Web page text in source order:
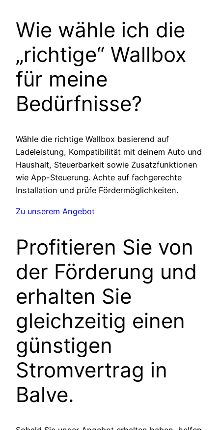
Wie wähle ich die
„richtige“ Wallbox
für meine
Bedürfnisse?
Wähle die richtige Wallbox basierend auf
Ladeleistung, Kompatibilität mit deinem Auto und
Haushalt, Steuerbarkeit sowie Zusatzfunktionen
wie App-Steuerung. Achte auf fachgerechte
Installation und prüfe Fördermöglichkeiten.
Zu unserem Angebot
Profitieren Sie von
der Förderung und
erhalten Sie
gleichzeitig einen
günstigen
Stromvertrag in
Balve.